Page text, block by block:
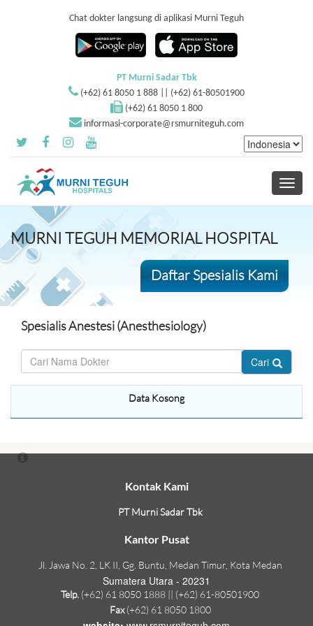
Chat dokter langsung di aplikasi Murni Teguh
PT Murni Sadar Tbk
(+62) 61 8050 1 888 || (+62) 61-80501900
(+62) 61 8050 1 800
informasi-corporate@rsmurniteguh.com
Toggle
MURNI TEGUH MEMORIAL HOSPITAL
Daftar Spesialis Kami
Spesialis Anestesi (Anesthesiology)
Cari
Data Kosong
Kontak Kami
PT Murni Sadar Tbk
Kantor Pusat
Jl. Jawa No. 2, LK II, Gg. Buntu, Medan Timur, Kota Medan
Sumatera Utara - 20231
Telp. (+62) 61 8050 1888 || (+62) 61-80501900
Fax(+62) 61 8050 1800